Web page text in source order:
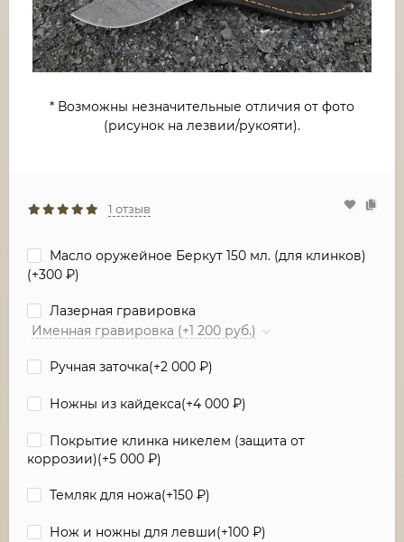
* Возможны незначительные отличия от фото
(рисунок на лезвии/рукояти).
1 отзыв
Масло оружейное Беркут 150 мл. (для клинков)
(+300 ₽)
Лазерная гравировка
Именная гравировка (+1 200 руб.)
Ручная заточка(+2 000 ₽)
Ножны из кайдекса(+4 000 ₽)
Покрытие клинка никелем (защита от
коррозии)(+5 000 ₽)
Темляк для ножа(+150 ₽)
Нож и ножны для левши(+100 ₽)